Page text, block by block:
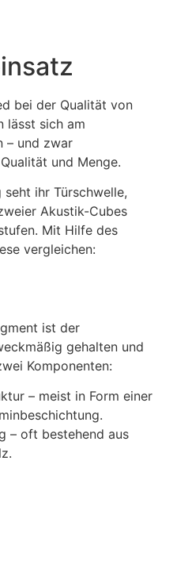
bei der Qualität von
lässt sich am
– und zwar
und Menge.
ihr Türschwelle,
Akustik-Cubes
Mit Hilfe des
vergleichen:
ist der
gehalten und
Komponenten:
– meist in Form einer
– oft bestehend aus